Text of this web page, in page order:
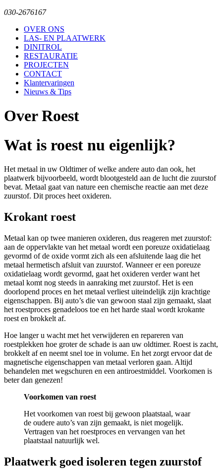
030-2676167
OVER ONS
LAS- EN PLAATWERK
DINITROL
RESTAURATIE
PROJECTEN
CONTACT
Klantervaringen
Nieuws & Tips
Over Roest
Wat is roest nu eigenlijk?
Het metaal in uw Oldtimer of welke andere auto dan ook, het
plaatwerk bijvoorbeeld, wordt blootgesteld aan de lucht die zuurstof
bevat. Metaal gaat van nature een chemische reactie aan met deze
zuurstof. Dit proces heet oxideren.
Krokant roest
Metaal kan op twee manieren oxideren, dus reageren met zuurstof:
aan de oppervlakte van het metaal wordt een poreuze oxidatielaag
gevormd of de oxide vormt zich als een afsluitende laag die het
metaal hermetisch afsluit van zuurstof. Wanneer er een poreuze
oxidatielaag wordt gevormd, gaat het oxideren verder want het
metaal komt nog steeds in aanraking met zuurstof. Het is een
doorlopend proces en het metaal verliest uiteindelijk zijn krachtige
eigenschappen. Bij auto’s die van gewoon staal zijn gemaakt, slaat
het roestproces genadeloos toe en het harde staal wordt krokante
roest en brokkelt af.
Hoe langer u wacht met het verwijderen en repareren van
roestplekken hoe groter de schade is aan uw oldtimer. Roest is zacht,
brokkelt af en neemt snel toe in volume. En het zorgt ervoor dat de
magnetische eigenschappen van metaal verloren gaan. Altijd
behandelen met wegschuren en een antiroestmiddel. Voorkomen is
beter dan genezen!
Voorkomen van roest
Het voorkomen van roest bij gewoon plaatstaal, waar
de oudere auto’s van zijn gemaakt, is niet mogelijk.
Vertragen van het roestproces en vervangen van het
plaatstaal natuurlijk wel.
Plaatwerk goed isoleren tegen zuurstof